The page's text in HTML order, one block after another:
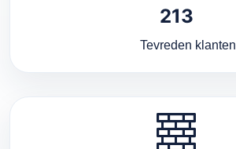
213
Tevreden klanten